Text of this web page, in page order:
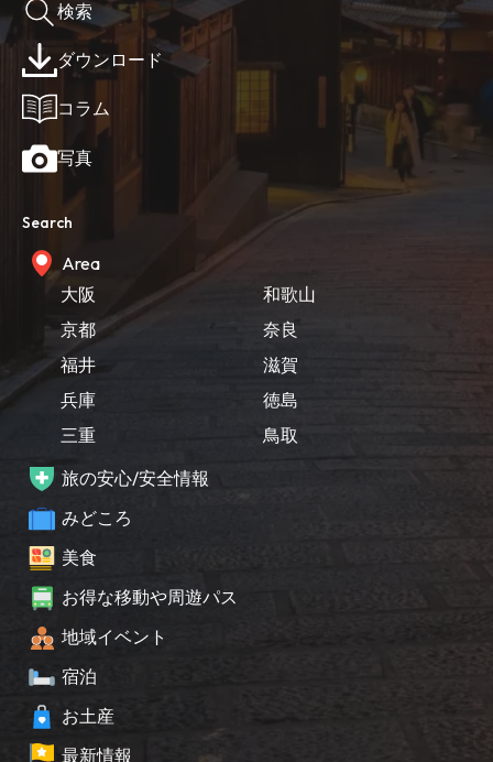
検索
ダウンロード
コラム
写真
Search
Area
大阪
京都
福井
兵庫
三重
和歌山
奈良
滋賀
徳島
鳥取
旅の安心/安全情報
みどころ
美食
お得な移動や周遊パス
地域イベント
宿泊
お土産
最新情報